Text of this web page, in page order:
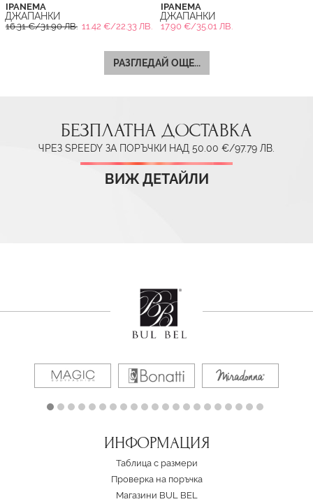
IPANEMA
ДЖАПАНКИ
16.31 €/31.90 ЛВ. 11.42 €/22.33 ЛВ.
IPANEMA
ДЖАПАНКИ
17.90 €/35.01 ЛВ.
РАЗГЛЕДАЙ ОЩЕ...
БЕЗПЛАТНА ДОСТАВКА
ЧРЕЗ SPEEDY ЗА ПОРЪЧКИ НАД 50.00 €/97.79 ЛВ.
ВИЖ ДЕТАЙЛИ
ИНФОРМАЦИЯ
Таблица с размери
Проверка на поръчка
Магазини BUL BEL